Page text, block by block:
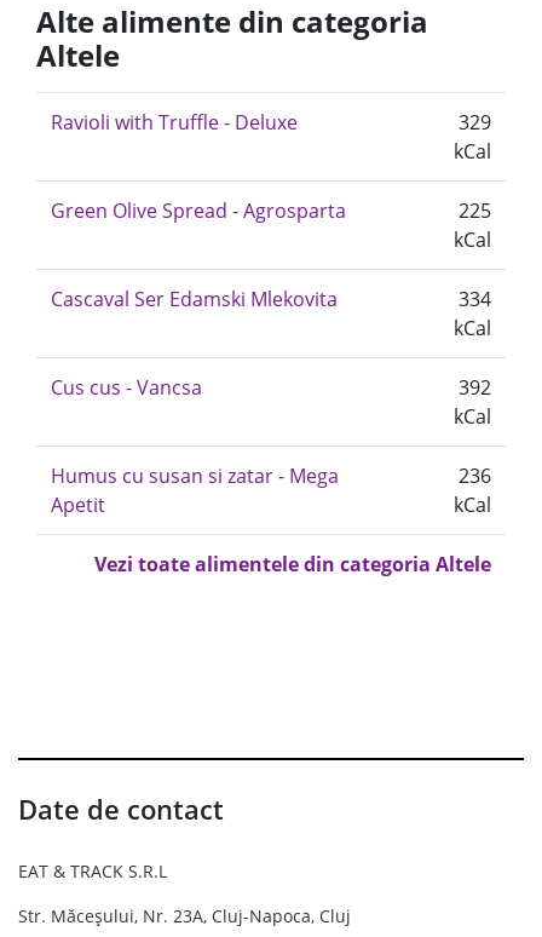
Alte alimente din categoria
Altele
Ravioli with Truffle - Deluxe
329
kCal
Green Olive Spread - Agrosparta
225
kCal
Cascaval Ser Edamski Mlekovita
334
kCal
Cus cus - Vancsa
392
kCal
Humus cu susan si zatar - Mega
Apetit
236
kCal
Vezi toate alimentele din categoria Altele
Date de contact
EAT & TRACK S.R.L
Str. Măceșului, Nr. 23A, Cluj-Napoca, Cluj